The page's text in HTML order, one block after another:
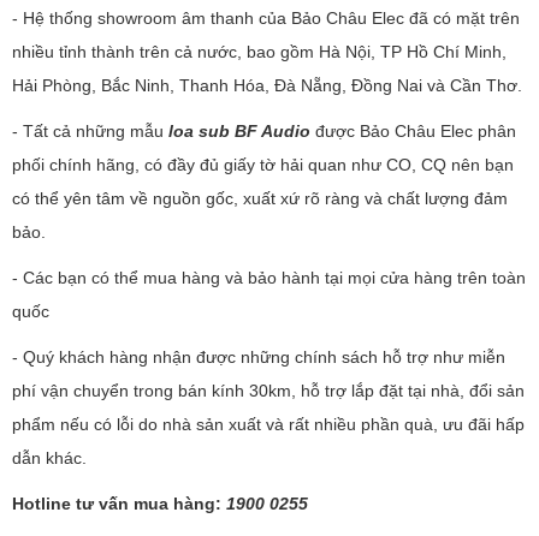
- Hệ thống showroom âm thanh của Bảo Châu Elec đã có mặt trên
nhiều tỉnh thành trên cả nước, bao gồm Hà Nội, TP Hồ Chí Minh,
Hải Phòng, Bắc Ninh, Thanh Hóa, Đà Nẵng, Đồng Nai và Cần Thơ.
- Tất cả những mẫu loa sub BF Audio được Bảo Châu Elec phân
phối chính hãng, có đầy đủ giấy tờ hải quan như CO, CQ nên bạn
có thể yên tâm về nguồn gốc, xuất xứ rõ ràng và chất lượng đảm
bảo.
- Các bạn có thể mua hàng và bảo hành tại mọi cửa hàng trên toàn
quốc
- Quý khách hàng nhận được những chính sách hỗ trợ như miễn
phí vận chuyển trong bán kính 30km, hỗ trợ lắp đặt tại nhà, đổi sản
phẩm nếu có lỗi do nhà sản xuất và rất nhiều phần quà, ưu đãi hấp
dẫn khác.
Hotline tư vấn mua hàng: 1900 0255